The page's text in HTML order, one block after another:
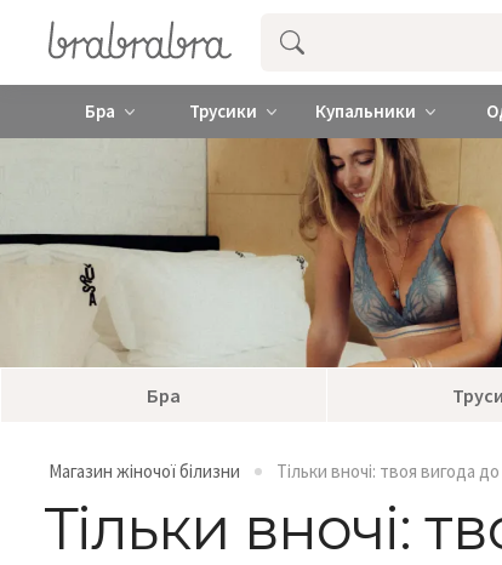
Купити нижню жіночу
Бра Трусики Купальники
Бра
Магазин жіночої білизни Тільки вночі: твоя вигода
Тільки вночі: